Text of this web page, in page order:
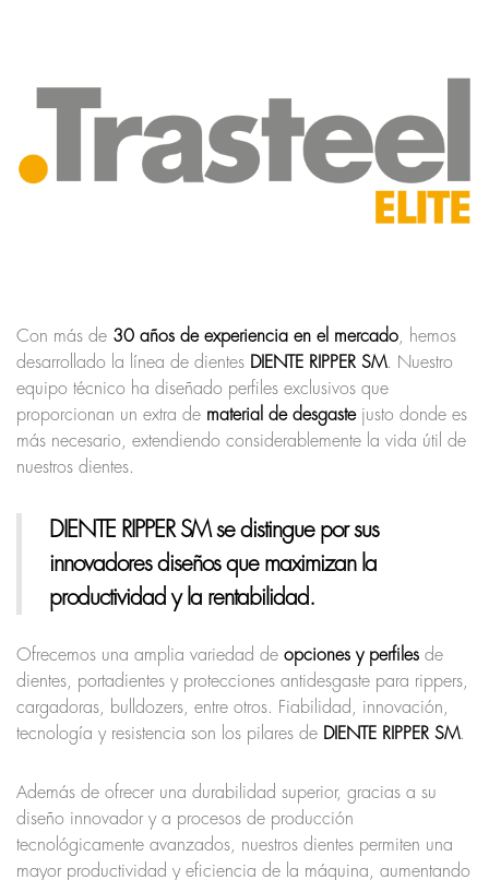
Con más de 30 años de experiencia en el mercado , hemos
desarrollado la línea de dientes DIENTE RIPPER SM. Nuestro
equipo técnico ha diseñado perfiles exclusivos que
proporcionan un extra de material de desgastejusto donde es
más necesario, extendiendo considerablemente la vida útil de
nuestros dientes.
DIENTE RIPPER SMse distingue por sus
innovadores diseños que maximizan la
productividad y la rentabilidad.
Ofrecemos una amplia variedad de opciones y perfiles de
dientes, portadientes y protecciones antidesgaste para rippers,
cargadoras, bulldozers, entre otros. Fiabilidad, innovación,
tecnología y resistencia son los pilares de DIENTE RIPPER SM.
Además de ofrecer una durabilidad superior, gracias a su
diseño innovador y a procesos de producción
tecnológicamente avanzados, nuestros dientes permiten una
mayor productividad y eficiencia de la máquina, aumentando